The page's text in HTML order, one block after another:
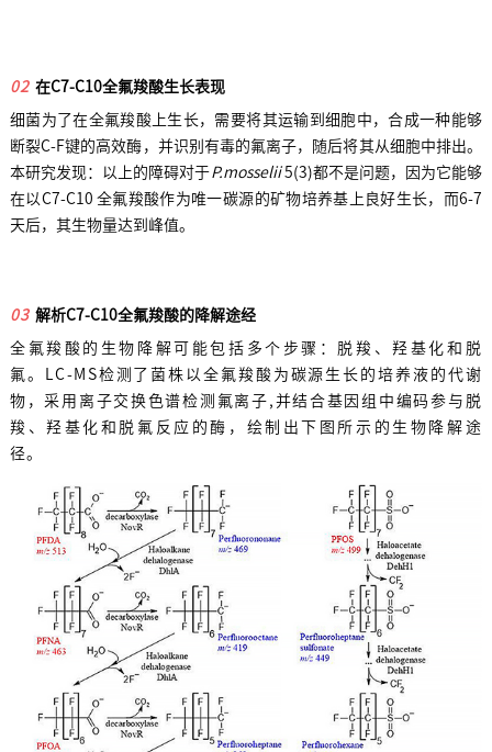
02在C7-C10全氟羧酸生长表现
细菌为了在全氟羧酸上生长，需要将其运输到细胞中，合成一种能够
断裂C-F键的高效酶，并识别有毒的氟离子，随后将其从细胞中排出。
本研究发现：以上的障碍对于P.mosselii5(3)都不是问题，因为它能够
在以C7-C10 全氟羧酸作为唯一碳源的矿物培养基上良好生长，而6-7
天后，其生物量达到峰值。
03解析C7-C10全氟羧酸的降解途经
全氟羧酸的生物降解可能包括多个步骤：脱羧、羟基化和脱
氟。LC-MS检测了菌株以全氟羧酸为碳源生长的培养液的代谢
物，采用离子交换色谱检测氟离子,并结合基因组中编码参与脱
羧、羟基化和脱氟反应的酶，绘制出下图所示的生物降解途
径。